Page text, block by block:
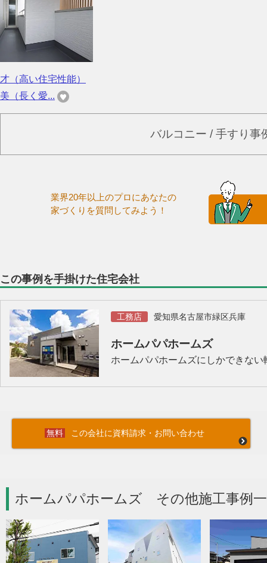
才（高い住宅性能）
美（長く愛...
バルコニー / 手すり事
業界20年以上のプロにあなたの
家づくりを質問してみよう！
この事例を手掛けた住宅会社
工務店 愛知県名古屋市緑区兵庫
ホームパパホームズ
ホームパパホームズにしかできな
この会社に資料請求・お問い合わせ
ホームパパホームズ その他施工事例